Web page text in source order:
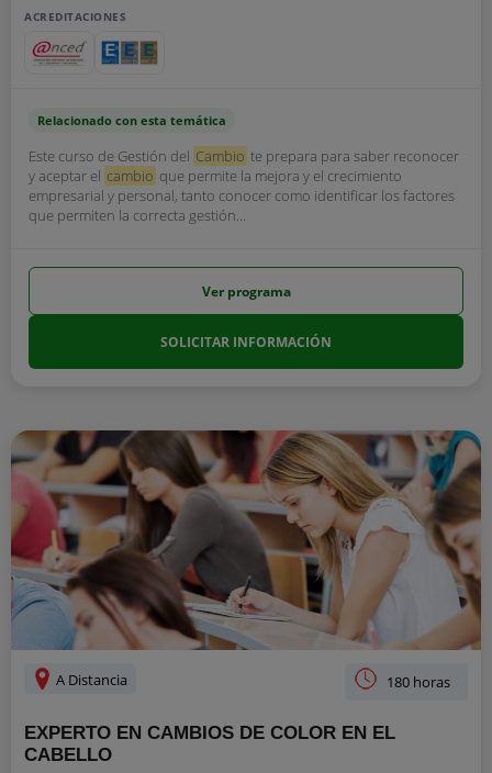
ACREDITACIONES
Relacionado con esta temática
Este curso de Gestión del Cambio te prepara para saber reconocer
y aceptar el cambio que permite la mejora y el crecimiento
empresarial y personal, tanto conocer como identificar los factores
que permiten la correcta gestión...
Ver programa
SOLICITAR INFORMACIÓN
A Distancia 180 horas
EXPERTO EN CAMBIOS DE COLOR EN EL
CABELLO